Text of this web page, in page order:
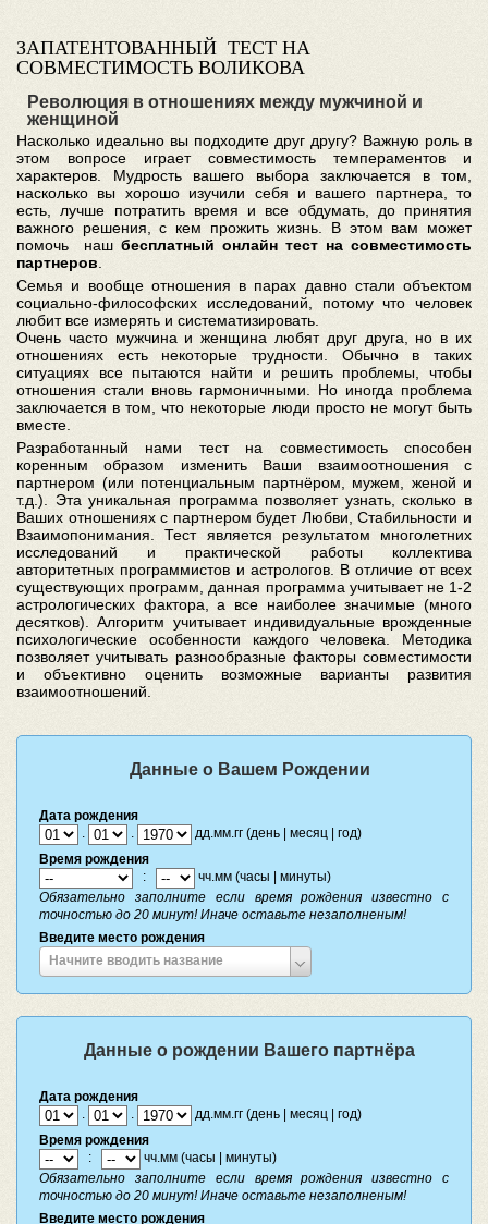
ЗАПАТЕНТОВАННЫЙ ТЕСТ НА
СОВМЕСТИМОСТЬ ВОЛИКОВА
Революция в отношениях между мужчиной и
женщиной
Насколько идеально вы подходите друг другу? Важную роль в
этом вопросе играет совместимость темпераментов и
характеров. Мудрость вашего выбора заключается в том,
насколько вы хорошо изучили себя и вашего партнера, то
есть, лучше потратить время и все обдумать, до принятия
важного решения, с кем прожить жизнь. В этом вам может
помочь наш бесплатный онлайн тест на совместимость
партнеров
Семья и вообще отношения в парах давно стали объектом
социально-философских исследований, потому что человек
любит все измерять и систематизировать.
Очень часто мужчина и женщина любят друг друга, но в их
отношениях есть некоторые трудности. Обычно в таких
ситуациях все пытаются найти и решить проблемы, чтобы
отношения стали вновь гармоничными. Но иногда проблема
заключается в том, что некоторые люди просто не могут быть
вместе.
Разработанный нами тест на совместимость способен
коренным образом изменить Ваши взаимоотношения с
партнером (или потенциальным партнёром, мужем, женой и
т.д.). Эта уникальная программа позволяет узнать, сколько в
Ваших отношениях с партнером будет Любви, Стабильности и
Взаимопонимания. Тест является результатом многолетних
исследований и практической работы коллектива
авторитетных программистов и астрологов. В отличие от всех
существующих программ, данная программа учитывает не 1-2
астрологических фактора, а все наиболее значимые (много
десятков). Алгоритм учитывает индивидуальные врожденные
психологические особенности каждого человека. Методика
позволяет учитывать разнообразные факторы совместимости
и объективно оценить возможные варианты развития
взаимоотношений.
Данные о Вашем Рождении
Дата рождения
.
.
дд.мм.гг (день | месяц | год)
Время рождения
:
чч.мм (часы | минуты)
Обязательно заполните если время рождения известно с
точностью до 20 минут! Иначе оставьте незаполненым!
Введите место рождения
Начните вводить название
Введите
Данные о рождении Вашего партнёра
Дата рождения
.
.
дд.мм.гг (день | месяц | год)
Время рождения
:
чч.мм (часы | минуты)
Обязательно заполните если время рождения известно с
точностью до 20 минут! Иначе оставьте незаполненым!
Введите место рождения